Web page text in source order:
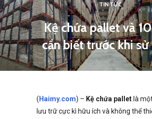
TIN TỨC
Kệ chứa pallet và
cần biết trước khi
( Haimy.com) – Kệ chứa pallet là
lưu trữ cực kì hữu ích và không thể